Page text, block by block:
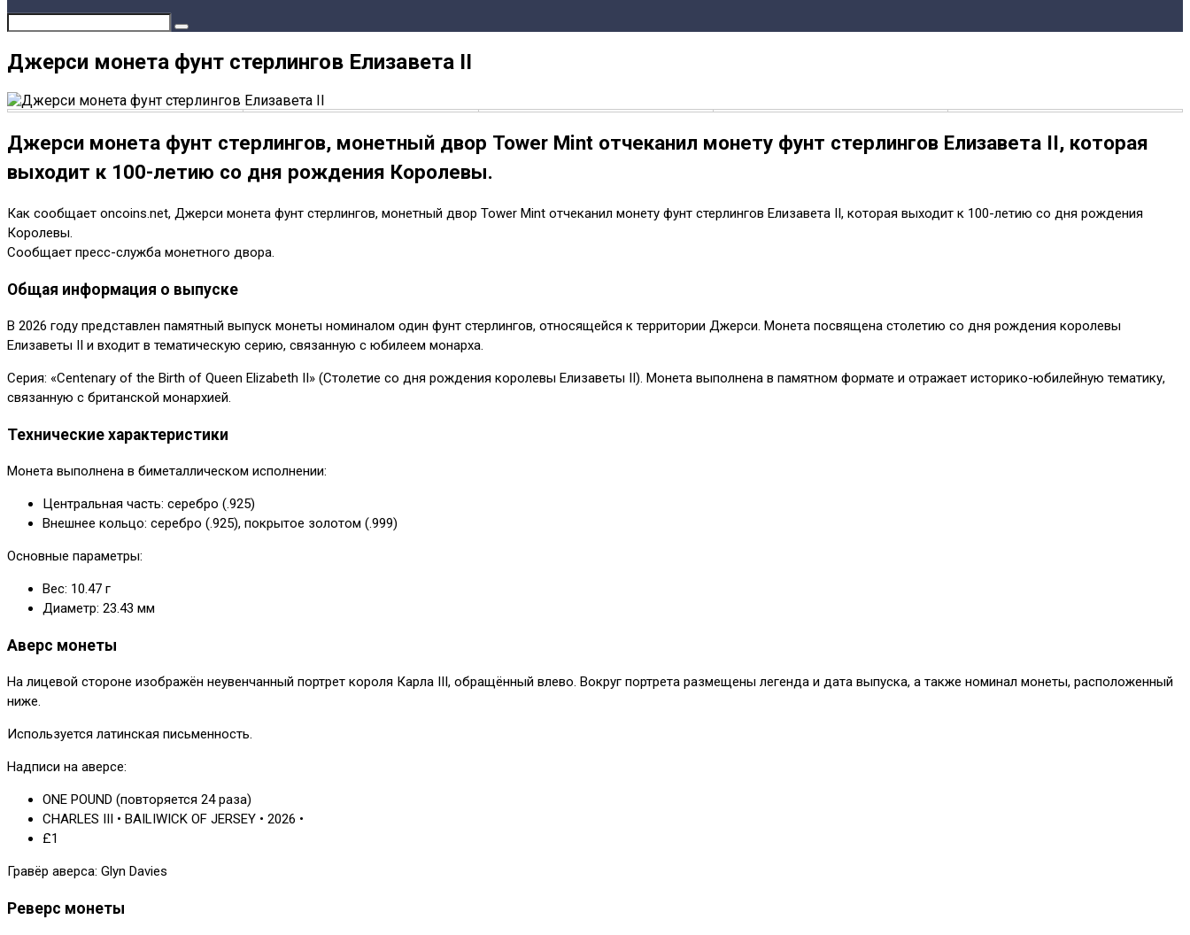
Джерси монета фунт стерлингов Елизавета II
Джерси монета фунт стерлингов, монетный двор Tower Mint отчеканил монету фунт стерлингов Елизавета II, которая
выходит к 100-летию со дня рождения Королевы.
Как сообщает oncoins.net, Джерси монета фунт стерлингов, монетный двор Tower Mint отчеканил монету фунт стерлингов Елизавета II, которая выходит к 100-летию со дня рождения
Королевы.
Сообщает пресс-служба монетного двора.
Общая информация о выпуске
В 2026 году представлен памятный выпуск монеты номиналом один фунт стерлингов, относящейся к территории Джерси. Монета посвящена столетию со дня рождения королевы
Елизаветы II и входит в тематическую серию, связанную с юбилеем монарха.
Серия: «Centenary of the Birth of Queen Elizabeth II» (Столетие со дня рождения королевы Елизаветы II). Монета выполнена в памятном формате и отражает историко-юбилейную тематику,
связанную с британской монархией.
Технические характеристики
Монета выполнена в биметаллическом исполнении:
Центральная часть: серебро (.925)
Внешнее кольцо: серебро (.925), покрытое золотом (.999)
Основные параметры:
Вес: 10.47 г
Диаметр: 23.43 мм
Аверс монеты
На лицевой стороне изображён неувенчанный портрет короля Карла III, обращённый влево. Вокруг портрета размещены легенда и дата выпуска, а также номинал монеты, расположенный
ниже.
Используется латинская письменность.
Надписи на аверсе:
ONE POUND (повторяется 24 раза)
CHARLES III • BAILIWICK OF JERSEY • 2026 •
£1
Гравёр аверса: Glyn Davies
Реверс монеты